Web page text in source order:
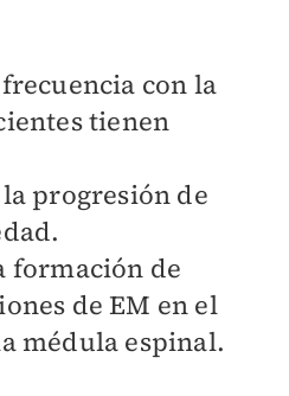
con la
tienen
progresión de
formación de
de EM en el
médula espinal.